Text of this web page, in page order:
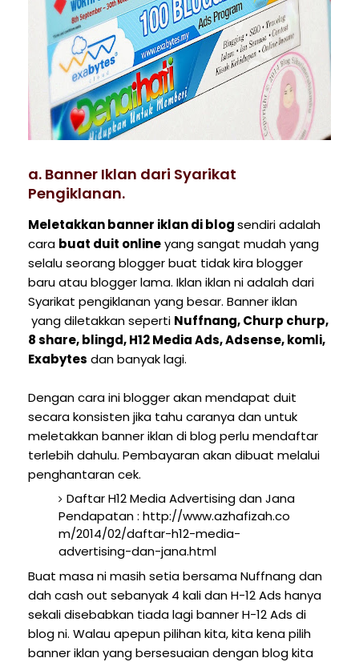
a. Banner Iklan dari Syarikat
Pengiklanan.
Meletakkan banner iklan di blogsendiri adalah
cara buat duit onlineyang sangat mudah yang
selalu seorang blogger buat tidak kira blogger
baru atau blogger lama. Iklan iklan ni adalah dari
Syarikat pengiklanan yang besar. Banner iklan
yang diletakkan seperti Nuffnang, Churp churp,
8 share, blingd, H12 Media Ads, Adsense, komli,
Exabytes dan banyak lagi.
Dengan cara ini blogger akan mendapat duit
secara konsisten jika tahu caranya dan untuk
meletakkan banner iklan di blog perlu mendaftar
terlebih dahulu. Pembayaran akan dibuat melalui
penghantaran cek.
Daftar H12 Media Advertising dan Jana
Pendapatan : http://www.azhafizah.co
m/2014/02/daftar-h12-media-
advertising-dan-jana.html
Buat masa ni masih setia bersama Nuffnang dan
dah cash out sebanyak 4 kali dan H-12 Ads hanya
sekali disebabkan tiada lagi banner H-12 Ads di
blog ni. Walau apepun pilihan kita, kita kena pilih
banner iklan yang bersesuaian dengan blog kita